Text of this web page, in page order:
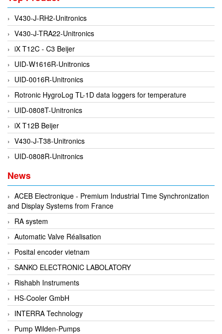
EPC
EPE Process Filters & Accumulators
Epro/Emerson
ERE WIRELESS
Erhardt-Leimer
Erhardt-Leimer
Erhardt-leimer
ERICHSEN
Erinda/Delta
ESA Automation Vietnam
Esa Pyronics
Euchner
EUCHNER GmbH + Co. KG VietNam
Eurotherm Vietnam
Eurovent
Evoqua
EXAIR
Exergen
Exide Technologies Vietnam
EXOR
FAIRCHILD
FANUC
V430-J-RH2-Unitronics
V430-J-TRA22-Unitronics
iX T12C - C3 Beijer
UID-W1616R-Unitronics
UID-0016R-Unitronics
Rotronic HygroLog TL-1D data loggers for temperature
UID-0808T-Unitronics
iX T12B Beijer
V430-J-T38-Unitronics
UID-0808R-Unitronics
News
ACEB Electronique - Premium Industrial Time Synchronization
and Display Systems from France
RA system
Automatic Valve Réalisation
Posital encoder vietnam
SANKO ELECTRONIC LABOLATORY
Rishabh Instruments
HS-Cooler GmbH
INTERRA Technology
Pump Wilden-Pumps